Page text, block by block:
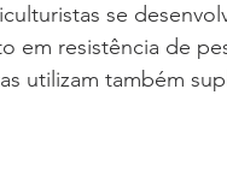
se
em resistência de
utilizam também